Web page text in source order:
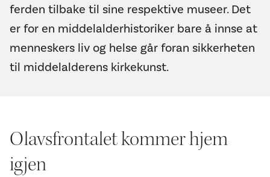
ferden tilbake til sine respektive museer. Det
er for en middelalderhistoriker bare å innse at
menneskers liv og helse går foran sikkerheten
til middelalderens kirkekunst.
Olavsfrontalet kommer hjem
igjen